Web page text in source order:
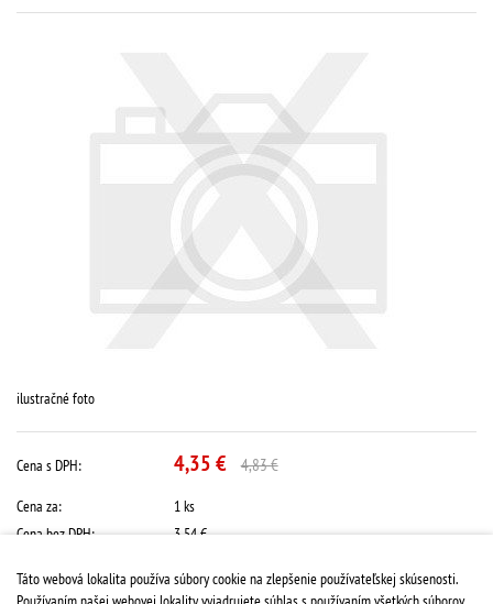
ilustračné foto
Cena s DPH: 4,35 € 4,83 €
Cena za:
1 ks
Cena bez DPH:
3,54 €
Dostupnosť:
na objednávku
Táto webová lokalita používa súbory cookie na zlepšenie používateľskej skúsenosti.